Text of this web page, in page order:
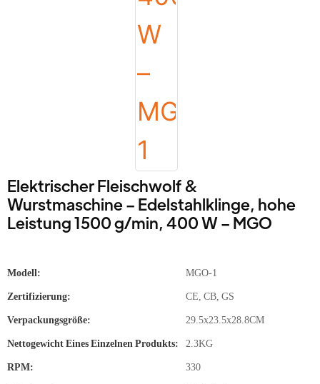
Elektrischer Fleischwolf &
Wurstmaschine – Edelstahlklinge, hohe
Leistung 1500 g/min, 400 W – MGO
Modell: MGO-1
Zertifizierung: CE, CB, GS
Verpackungsgröße: 29.5x23.5x28.8CM
Nettogewicht Eines Einzelnen Produkts: 2.3KG
RPM: 330